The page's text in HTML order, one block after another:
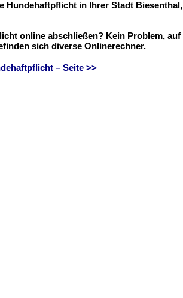
Hundehaftpflicht in Ihrer Stadt Biesenthal,
online abschließen? Kein Problem, auf
sich diverse Onlinerechner.
– Seite >>